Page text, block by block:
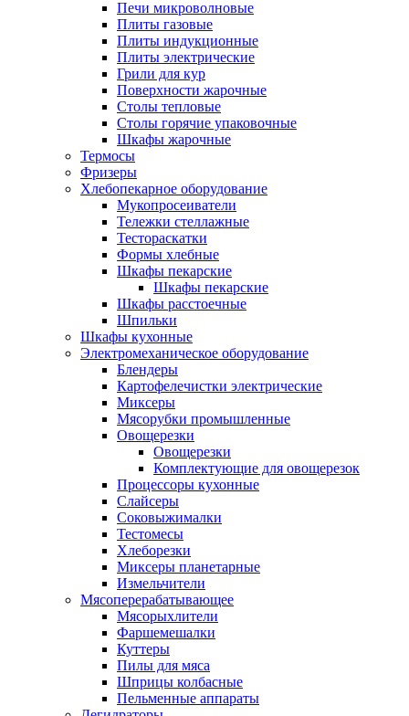
Печи микроволновые
Плиты газовые
Плиты индукционные
Плиты электрические
Грили для кур
Поверхности жарочные
Столы тепловые
Столы горячие упаковочные
Шкафы жарочные
Термосы
Фризеры
Хлебопекарное оборудование
Мукопросеиватели
Тележки стеллажные
Тестораскатки
Формы хлебные
Шкафы пекарские
Шкафы пекарские
Шкафы расстоечные
Шпильки
Шкафы кухонные
Электромеханическое оборудование
Блендеры
Картофелечистки электрические
Миксеры
Мясорубки промышленные
Овощерезки
Овощерезки
Комплектующие для овощерезок
Процессоры кухонные
Слайсеры
Соковыжималки
Тестомесы
Хлеборезки
Миксеры планетарные
Измельчители
Мясоперерабатывающее
Мясорыхлители
Фаршемешалки
Куттеры
Пилы для мяса
Шприцы колбасные
Пельменные аппараты